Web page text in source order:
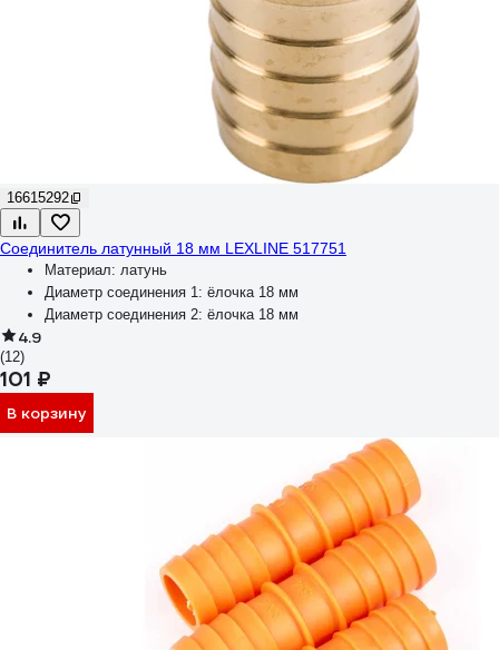
16615292
Соединитель латунный 18 мм LEXLINE 517751
Материал: латунь
Диаметр соединения 1: ёлочка 18 мм
Диаметр соединения 2: ёлочка 18 мм
4.9
(12)
101 ₽
В корзину